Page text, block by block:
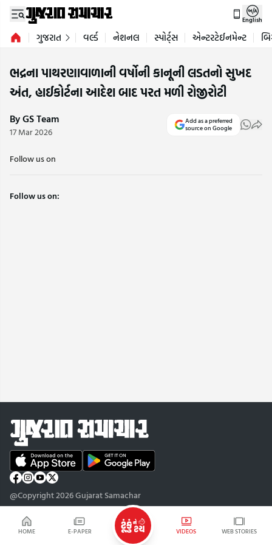
HOME E-PAPER VIDEOS WEB STORIES
English
ગુજરાત વર્લ્ડ નેશનલ સ્પોર્ટ્સ એન્ટરટેઈનમેન્ટ
ભદ્રના પાથરણાવાળાની વર્ષોની કાનૂની લડતનો સુખદ
અંત, હાઈકોર્ટના આદેશ બાદ પરત મળી રોજીરોટી
By GS Team
17 Mar 2026
Add as a preferred
source on Google
Follow us on
Follow us on:
@Copyright 2026 Gujarat Samachar